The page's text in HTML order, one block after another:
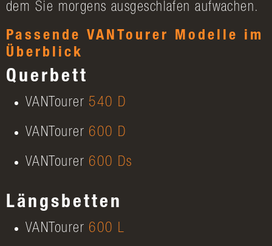
dem Sie morgens ausgeschlafen aufwachen.
Passende VANTourer Modelle im
Überblick
Querbett
VANTourer 540 D
VANTourer 600 D
VANTourer 600 Ds
Längsbetten
VANTourer 600 L